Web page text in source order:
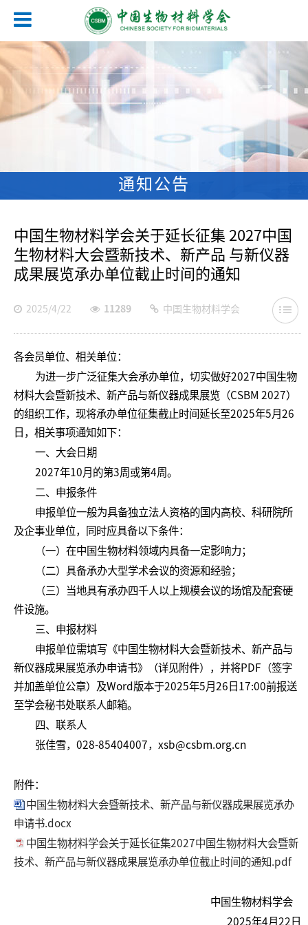
通知公告
中国生物材料学会关于延长征集 2027中国
生物材料大会暨新技术、新产品 与新仪器
成果展览承办单位截止时间的通知
2025/4/22 11289 中国生物材料学会
各会员单位、相关单位：
为进一步广泛征集大会承办单位，切实做好2027中国生物
材料大会暨新技术、新产品与新仪器成果展览（CSBM 2027）
的组织工作，现将承办单位征集截止时间延长至2025年5月26
日，相关事项通知如下：
一、大会日期
2027年10月的第3周或第4周。
二、申报条件
申报单位一般为具备独立法人资格的国内高校、科研院所
及企事业单位，同时应具备以下条件：
（一）在中国生物材料领域内具备一定影响力；
（二）具备承办大型学术会议的资源和经验；
（三）当地具有承办四千人以上规模会议的场馆及配套硬
件设施。
三、申报材料
申报单位需填写《中国生物材料大会暨新技术、新产品与
新仪器成果展览承办申请书》（详见附件），并将PDF（签字
并加盖单位公章）及Word版本于2025年5月26日17:00前报送
至学会秘书处联系人邮箱。
四、联系人
张佳雪，028-85404007，xsb@csbm.org.cn
附件：
中国生物材料大会暨新技术、新产品与新仪器成果展览承办
申请书.docx
中国生物材料学会关于延长征集2027中国生物材料大会暨新
技术、新产品与新仪器成果展览承办单位截止时间的通知.pdf
中国生物材料学会